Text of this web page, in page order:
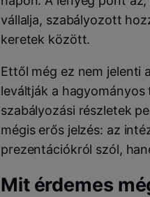
vállalja, szabályozott
keretek között.
Ettől még ez nem jelenti
leváltják a
szabályozási részletek
mégis erős jelzés: az
prezentációkról szól,
Mit érdemes